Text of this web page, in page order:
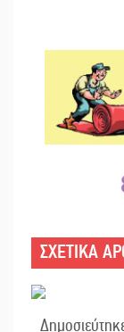
ΣΧΕΤΙΚΑ